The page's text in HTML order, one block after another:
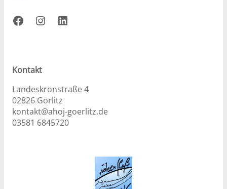
Facebook Instagram LinkedIn
Kontakt
Landeskronstraße 4
02826 Görlitz
kontakt@ahoj-goerlitz.de
03581 6845720